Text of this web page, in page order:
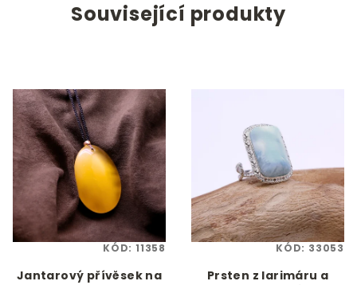
Související produkty
Jantarový přívěsek na
KÓD: 11358
Prsten z larimáru a
KÓD: 33053